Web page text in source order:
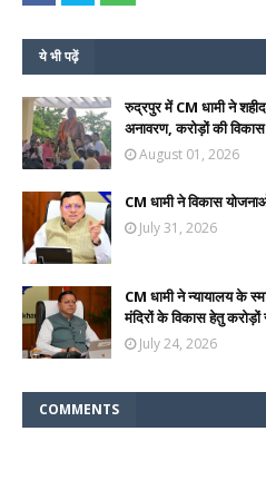
ये भी पढ़ें
रुद्रपुर में CM धामी ने
अनावरण, करोड़ों की
August 01, 2026
CM धामी ने विकास
July 31, 2026
CM धामी ने न्यायालय के
मंदिरों के विकास हेतु
July 24, 2026
COMMENTS